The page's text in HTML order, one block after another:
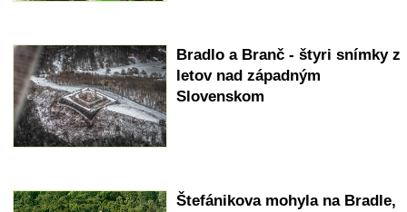
Bradlo a Branč - štyri snímky z
letov nad západným
Slovenskom
Štefánikova mohyla na Bradle,